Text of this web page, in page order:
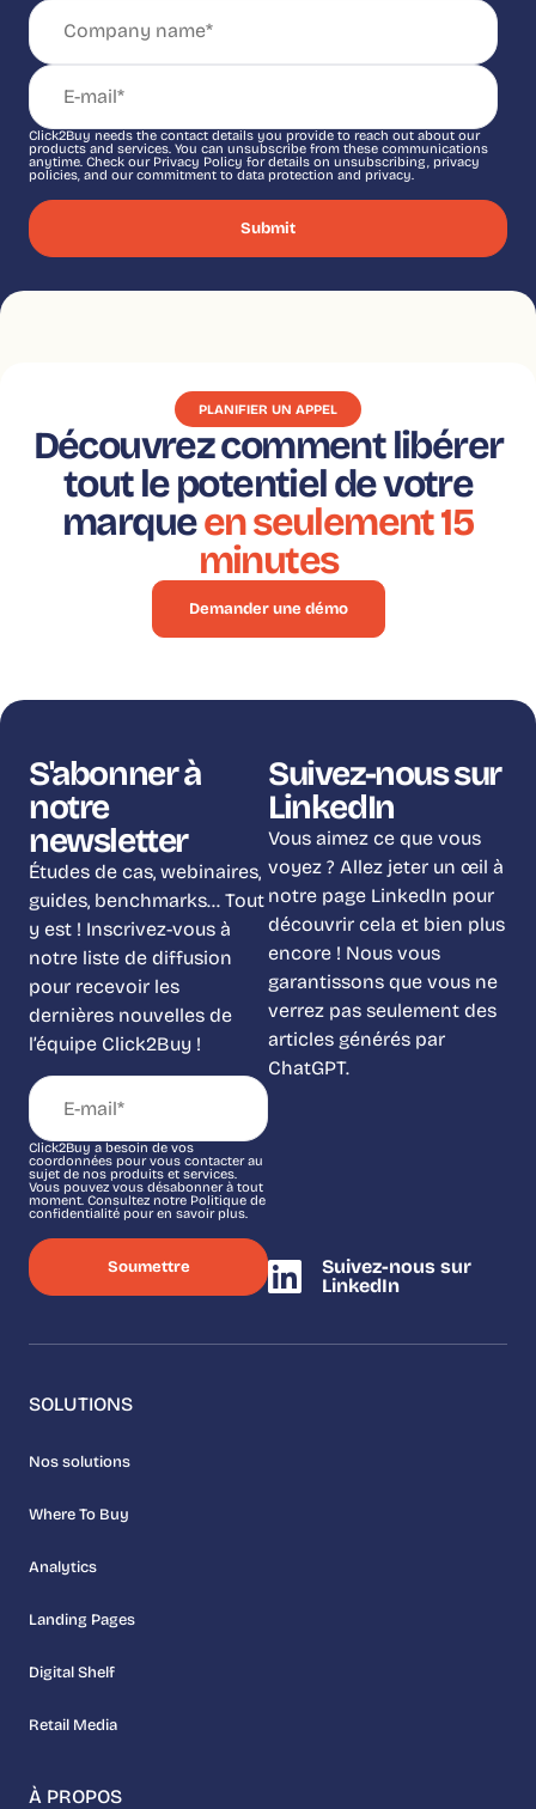
Click2Buy needs the contact details you provide to reach out about our
products and services. You can unsubscribe from these communications
anytime. Check our Privacy Policy for details on unsubscribing, privacy
policies, and our commitment to data protection and privacy.
PLANIFIER UN APPEL
Découvrez comment libérer
tout le potentiel de votre
marqueen seulement 15
minutes
Demander une démo
S'abonner à
notre
newsletter
Études de cas, webinaires,
guides, benchmarks… Tout
y est ! Inscrivez-vous à
notre liste de diffusion
pour recevoir les
dernières nouvelles de
l’équipe Click2Buy !
Click2Buy a besoin de vos
coordonnées pour vous contacter au
sujet de nos produits et services.
Vous pouvez vous désabonner à tout
moment. Consultez notre Politique de
confidentialité pour en savoir plus.
Suivez-nous sur
LinkedIn
Vous aimez ce que vous
voyez ? Allez jeter un œil à
notre page LinkedIn pour
découvrir cela et bien plus
encore ! Nous vous
garantissons que vous ne
verrez pas seulement des
articles générés par
ChatGPT.
Suivez-nous sur
LinkedIn
SOLUTIONS
Nos solutions
Where To Buy
Analytics
Landing Pages
Digital Shelf
Retail Media
À PROPOS